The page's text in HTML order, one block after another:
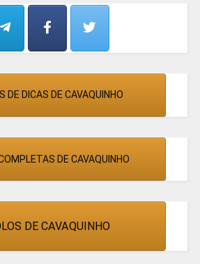
DE DICAS DE CAVAQUINHO
DE CAVAQUINHO
DE CAVAQUINHO